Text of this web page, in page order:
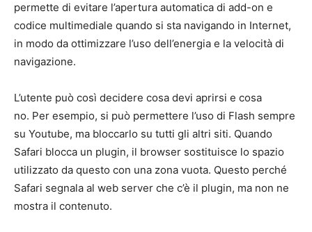
permette di evitare l’apertura automatica di add-on e
codice multimediale quando si sta navigando in Internet,
in modo da ottimizzare l’uso dell’energia e la velocità di
navigazione.
L’utente può così decidere cosa devi aprirsi e cosa
no. Per esempio, si può permettere l’uso di Flash sempre
su Youtube, ma bloccarlo su tutti gli altri siti. Quando
Safari blocca un plugin, il browser sostituisce lo spazio
utilizzato da questo con una zona vuota. Questo perché
Safari segnala al web server che c’è il plugin, ma non ne
mostra il contenuto.